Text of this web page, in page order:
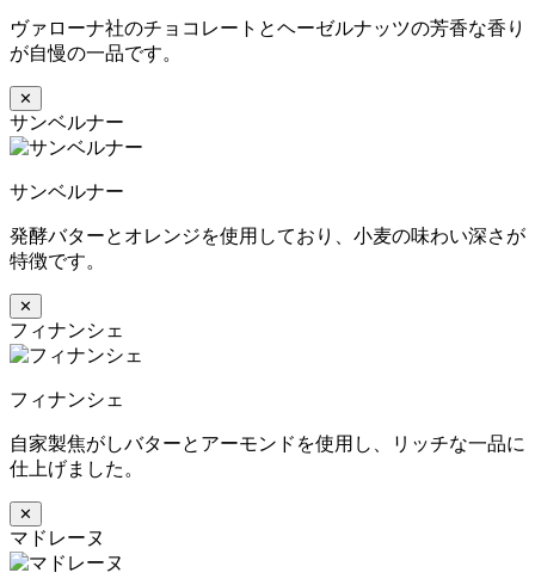
ヴァローナ社のチョコレートとヘーゼルナッツの芳香な香り
が自慢の一品です。
✕
サンベルナー
サンベルナー
発酵バターとオレンジを使用しており、小麦の味わい深さが
特徴です。
✕
フィナンシェ
フィナンシェ
自家製焦がしバターとアーモンドを使用し、リッチな一品に
仕上げました。
✕
マドレーヌ